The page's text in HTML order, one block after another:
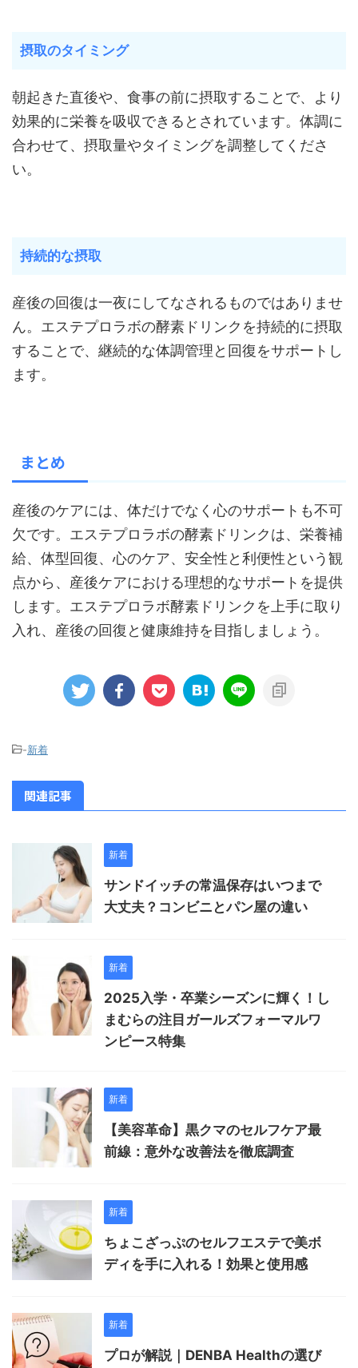
摂取のタイミング
朝起きた直後や、食事の前に摂取することで、より
効果的に栄養を吸収できるとされています。体調に
合わせて、摂取量やタイミングを調整してくださ
い。
持続的な摂取
産後の回復は一夜にしてなされるものではありませ
ん。エステプロラボの酵素ドリンクを持続的に摂取
することで、継続的な体調管理と回復をサポートし
ます。
まとめ
産後のケアには、体だけでなく心のサポートも不可
欠です。エステプロラボの酵素ドリンクは、栄養補
給、体型回復、心のケア、安全性と利便性という観
点から、産後ケアにおける理想的なサポートを提供
します。エステプロラボ酵素ドリンクを上手に取り
入れ、産後の回復と健康維持を目指しましょう。
-新着
関連記事
新着
サンドイッチの常温保存はいつまで
大丈夫？コンビニとパン屋の違い
新着
2025入学・卒業シーズンに輝く！し
まむらの注目ガールズフォーマルワ
ンピース特集
新着
【美容革命】黒クマのセルフケア最
前線：意外な改善法を徹底調査
新着
ちょこざっぷのセルフエステで美ボ
ディを手に入れる！効果と使用感
新着
プロが解説｜DENBA Healthの選び